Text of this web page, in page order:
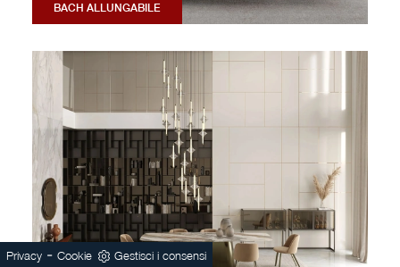
BACH ALLUNGABILE
Privacy - Cookie Gestisci i consensi